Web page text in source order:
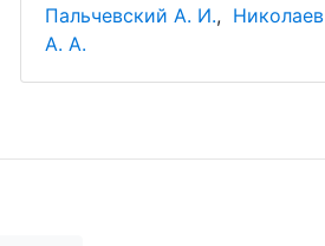
Пальчевский А. И., Николаев
А. А.